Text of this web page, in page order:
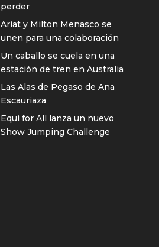
perder
Ariat y Milton Menasco se
unen para una colaboración
Un caballo se cuela en una
estación de tren en Australia
Las Alas de Pegaso de Ana
Escauriaza
Equi for All lanza un nuevo
Show Jumping Challenge